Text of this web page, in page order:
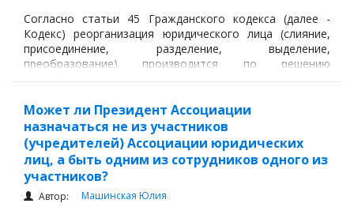
Согласно статьи 45 Гражданского кодекса (далее -
Кодекс) реорганизация юридического лица (слияние,
присоединение, разделение, выделение,
преобразование) производится по решению
собственника его имущества или уполномоченного
также органа, уполномоченного учредительными
документами юридического лица. В соответствии со
статьей 6-3 Закона «О государственной регистрации
юридических лиц и учетной регистрации филиалов и
представительств» для государственной регистрации
юридического лица, создаваемого путем
реорганизации, в регистрирующий орган подаются:
Может ли Президент Ассоциации
назначаться не из участников
(учредителей) Ассоциации юридических
лиц, а быть одним из сотрудников одного из
участников?
Автор:
Машинская Юлия